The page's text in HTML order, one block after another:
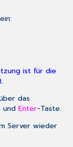
ist für die
das
und Enter-Taste.
Server wieder